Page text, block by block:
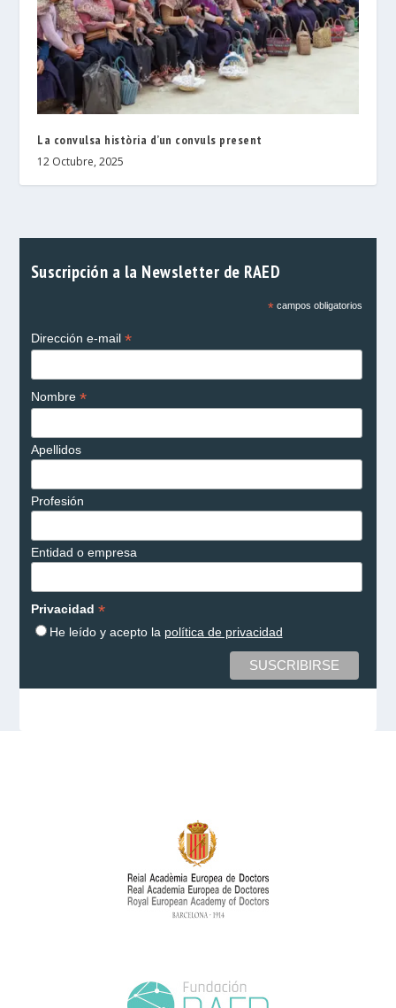
La convulsa història d’un convuls present
12 Octubre, 2025
Suscripción a la Newsletter de RAED
*campos obligatorios
Dirección e-mail *
Nombre *
Apellidos
Profesión
Entidad o empresa
Privacidad *
He leído y acepto la política de privacidad